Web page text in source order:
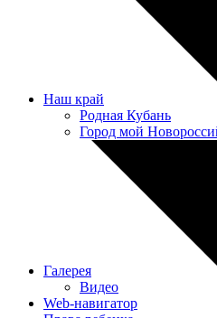
Наш край
Родная Кубань
Город мой
Галерея
Видео
Web-навигатор